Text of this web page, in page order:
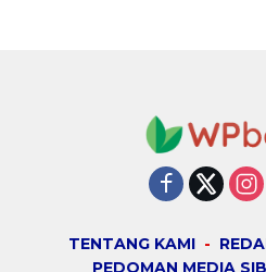
TENTANG KAMI
PEDOMAN MEDIA